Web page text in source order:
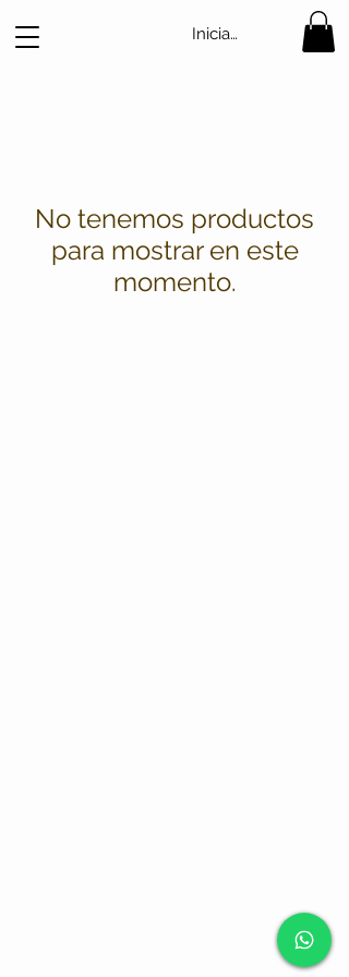
Iniciar sesión
No tenemos productos
para mostrar en este
momento.